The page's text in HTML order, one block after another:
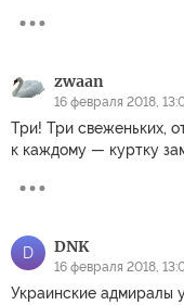
zwaan
16 февраля 2018,
Три! Три свеженьких,
к каждому — куртку
D DNK
16 февраля 2018,
Украинские адмиралы